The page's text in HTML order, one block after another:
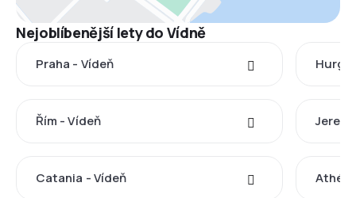
Nejoblíbenější lety do Vídně
Praha - Vídeň
Řím - Vídeň
Catania - Vídeň